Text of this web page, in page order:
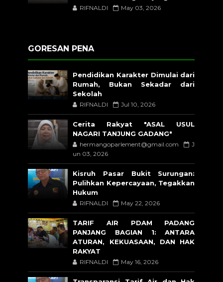
RIFNALDI May 03, 2026
GORESAN PENA
Pendidikan Karakter Dimulai dari
Rumah, Bukan Sekadar dari
Sekolah
RIFNALDI Jul 10, 2026
Cerita Rakyat "ASAL USUL
NAGARI TANJUNG GADANG"
hermangoparlement@gmail.com
J
un 03, 2026
Kisruh Pasar Bukit Surungan:
Pulihkan Kepercayaan, Tegakkan
Hukum
RIFNALDI May 22, 2026
TARIF AIR PDAM PADANG
PANJANG BAGIAN 1: ANTARA
ATURAN, KEKUASAAN, DAN HAK
RAKYAT
RIFNALDI May 16, 2026